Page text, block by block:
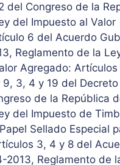
del Congreso de la
del Impuesto al Valor
6 del Acuerdo
Reglamento de la
Agregado: Artículos
9, 3, 4 y 19 del
de la República
del Impuesto de
Sellado Especial
3, 4 y 8 del
2013, Reglamento de